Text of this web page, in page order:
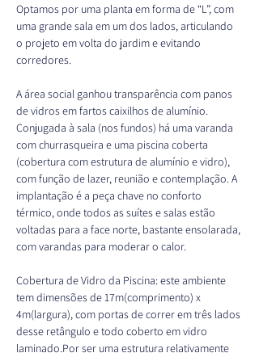
Optamos por uma planta em forma de “L”, com
uma grande sala em um dos lados, articulando
o projeto em volta do jardim e evitando
corredores.
A área social ganhou transparência com panos
de vidros em fartos caixilhos de alumínio.
Conjugada à sala (nos fundos) há uma varanda
com churrasqueira e uma piscina coberta
(cobertura com estrutura de alumínio e vidro),
com função de lazer, reunião e contemplação. A
implantação é a peça chave no conforto
térmico, onde todos as suítes e salas estão
voltadas para a face norte, bastante ensolarada,
com varandas para moderar o calor.
Cobertura de Vidro da Piscina: este ambiente
tem dimensões de 17m(comprimento) x
4m(largura), com portas de correr em três lados
desse retângulo e todo coberto em vidro
laminado.Por ser uma estrutura relativamente